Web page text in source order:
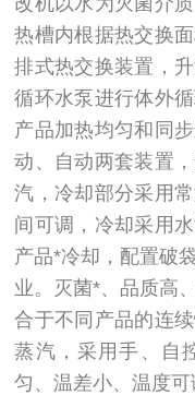
热槽内根据热交换
排式热交换装置，
循环水泵进行体外
产品加热均匀和同
动、自动两套装置
汽，冷却部分采用
间可调，冷却采用
产品*冷却，配置破
业。灭菌*、品质高
合于不同产品的连
蒸汽，采用手、自
匀、温差小、温度可